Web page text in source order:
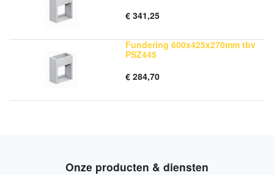
€ 341,25
Fundering 600x425x270mm tbv
PSZ445
€ 284,70
Onze producten & diensten